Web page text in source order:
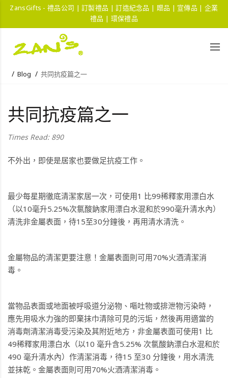
ZansGifts - 禮品公司 | 訂製禮品 | 訂造紀念品 | 贈品 | 宣傳品 | 企業
禮品 | 環保禮品
Blog 共同抗疫篇之一
共同抗疫篇之一
Times Read: 890
不外出，即使是居家也要做足抗疫工作。
最少每星期徹底清潔家居一次，可使用1 比99稀釋家用漂白水
（以10毫升5.25%次氯酸鈉家用漂白水混和於990毫升清水內）
清洗非金屬表面，待15至30分鐘後，再用清水清洗。
金屬物品的清潔更要注意！金屬表面則可用70%火酒清潔消
毒。
當物品表面或地面被呼吸道分泌物、嘔吐物或排泄物污染時，
應先用吸水力強的即棄抹巾清除可見的污垢，然後再用適當的
消毒劑清潔消毒受污染及其附近地方，非金屬表面可使用1 比
49稀釋家用漂白水（以10 毫升含5.25% 次氯酸鈉漂白水混和於
490 毫升清水內）作清潔消毒，待15 至30 分鐘後，用水清洗
並抹乾。金屬表面則可用70%火酒清潔消毒。